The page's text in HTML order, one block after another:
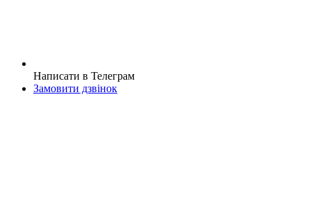
Написати в Телеграм
Замовити дзвінок